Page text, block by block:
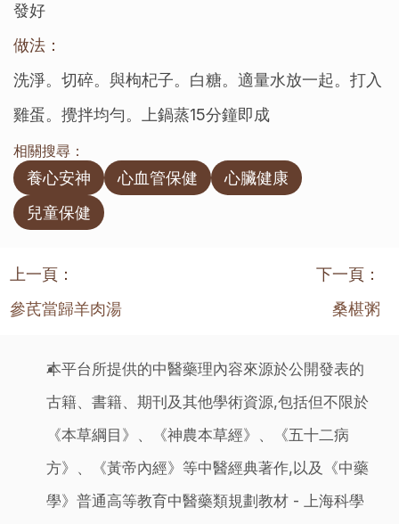
發好
做法：
洗淨。切碎。與枸杞子。白糖。適量水放一起。打入
雞蛋。攪拌均勻。上鍋蒸15分鐘即成
相關搜尋：
養心安神 心血管保健
心臟健康
兒童保健
上一頁：
參芪當歸羊肉湯
下一頁：
桑椹粥
本平台所提供的中醫藥理內容來源於公開發表的
古籍、書籍、期刊及其他學術資源,包括但不限於
《本草綱目》、《神農本草經》、《五十二病
方》、《黃帝內經》等中醫經典著作,以及《中藥
學》普通高等教育中醫藥類規劃教材 - 上海科學